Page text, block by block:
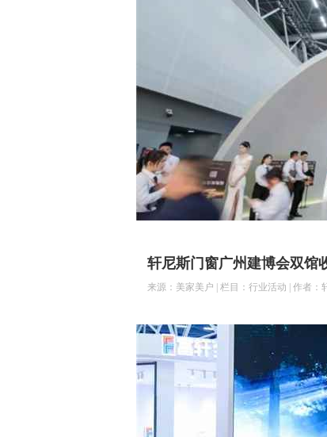
轩尼斯门窗广州建博会双馆
来源：美家美户 | 栏目：行业活动 | 作者：